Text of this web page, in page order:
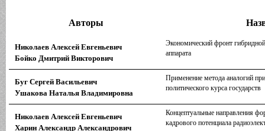
Авторы
Николаев Алексей Евгеньевич
Бойко Дмитрий Викторович
Экономический фронт
аппарата
Буг Сергей Васильевич
Ушакова Наталья Владимировна
Применение метода аналогий
политического курса государств
Николаев Алексей Евгеньевич
Харин Александр Александрович
Концептуальные направления
кадрового потенциала